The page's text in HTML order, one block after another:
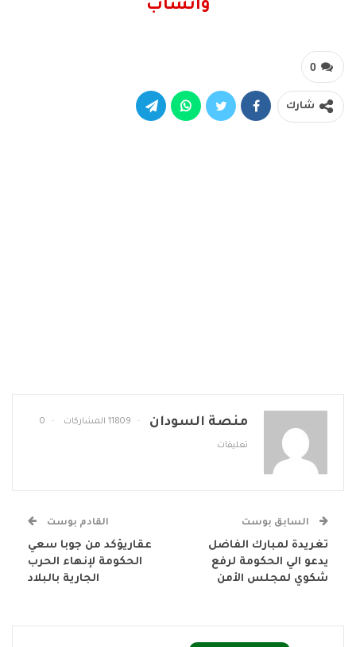
واتساب
0
شارك
منصة السودان 11809 المشاركات 0
تعليقات
السابق بوست
تغريدة لمبارك الفاضل
يدعو الي الحكومة لرفع
شكوي لمجلس الأمن
القادم بوست
عقاريؤكد من جوبا سعي
الحكومة لإنهاء الحرب
الجارية بالبلاد